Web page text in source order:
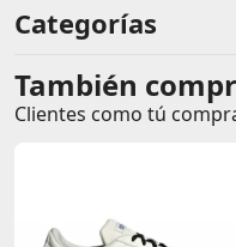
Categorías
Comentarios de
Comentarios de
Sin
También
Clientes como tú